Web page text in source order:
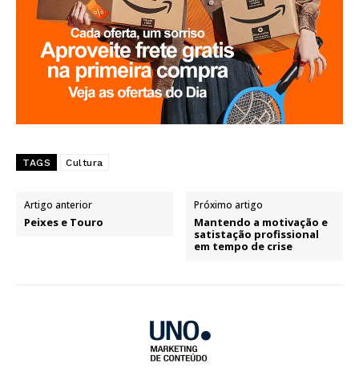
TAGS Cultura
Artigo anterior
Peixes e Touro
Próximo artigo
Mantendo a motivação e
satistação profissional
em tempo de crise